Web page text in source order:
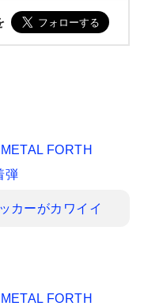
FORTH
弾
カーがカワイイ
FORTH